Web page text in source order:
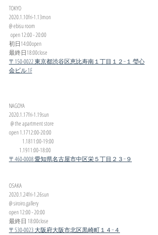
TOKYO
2020.1.10fri-1.13mon
@ ebisu room
open 12:00 - 20:00
初日14:00open
最終日18:00close
〒150-0022 東京都渋谷区恵比寿南１丁目１２−１ 瑩心
会ビル 1F
NAGOYA
2020.1.17fri-1.19sun
@ the apartment store
open 1.1712:00-20:00
1.1811:00-19:00
1.1911:00-18:00
〒460-0008 愛知県名古屋市中区栄５丁目２３−９
OSAKA
2020.1.24fri-1.26sun
@ siroiro.gallery
open 12:00 - 20:00
最終日 18:00close
〒530-0023 大阪府大阪市北区黒崎町１４−４